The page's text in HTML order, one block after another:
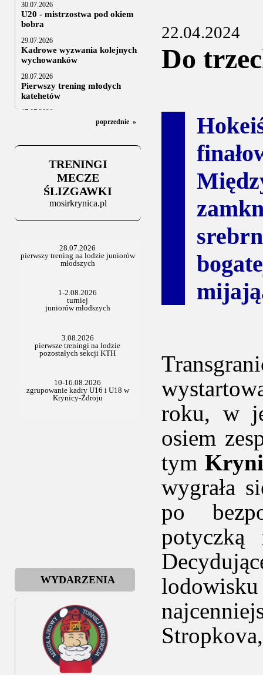
30.07.2026
U20 - mistrzostwa pod okiem
bobra
29.07.2026
Kadrowe wyzwania kolejnych
wychowanków
28.07.2026
Pierwszy trening młodych
katehetów
17.07.2026
U20: z kraju i z zagranicy
Za trzy tygodnie na lód
06.07.2025
Stowarzyszenie po Walnym
poprzednie »
TRENINGI
MECZE
ŚLIZGAWKI
mosirkrynica.pl
WYDARZENIA
22.04.2024
Do
roku, w
osiem
tym
wygrała
po
lodowisku